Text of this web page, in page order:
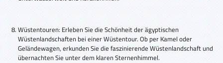
Wüstentouren: Erleben Sie die Schönheit der ägyptischen
Wüstenlandschaften bei einer Wüstentour. Ob per Kamel oder
Geländewagen, erkunden Sie die faszinierende Wüstenlandschaft und
übernachten Sie unter dem klaren Sternenhimmel.